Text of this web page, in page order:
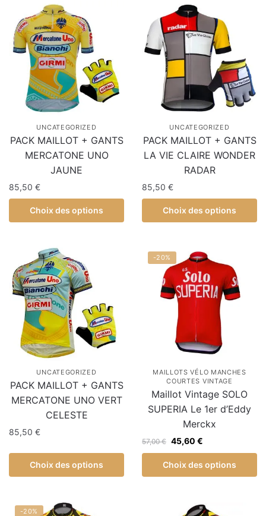
UNCATEGORIZED
PACK MAILLOT + GANTS
MERCATONE UNO
JAUNE
85,50 €
Choix des options
UNCATEGORIZED
PACK MAILLOT + GANTS
LA VIE CLAIRE WONDER
RADAR
85,50 €
Choix des options
UNCATEGORIZED
PACK MAILLOT + GANTS
MERCATONE UNO VERT
CELESTE
85,50 €
Choix des options
-20%
MAILLOTS VÉLO MANCHES
COURTES VINTAGE
Maillot Vintage SOLO
SUPERIA Le 1er d’Eddy
Merckx
57,00€ 45,60 €
Choix des options
-20%